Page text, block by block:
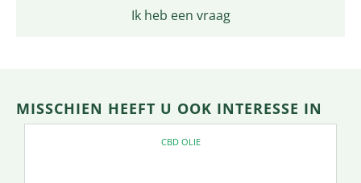
Ik heb een vraag
MISSCHIEN HEEFT U OOK INTERESSE IN
CBD OLIE